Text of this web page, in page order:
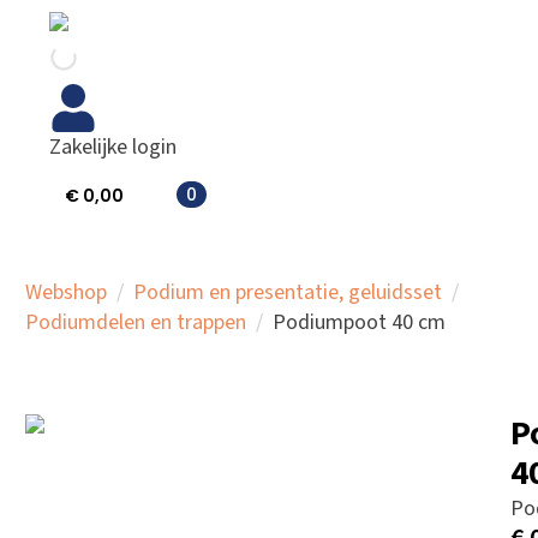
Zakelijke login
€ 0,00 0
Webshop
Podium en presentatie, geluidsset
Podiumdelen en trappen
Podiumpoot 40 cm